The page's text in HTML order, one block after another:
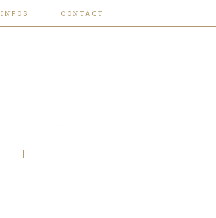
INFOS CONTACT